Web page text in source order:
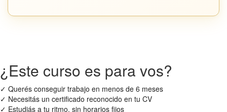
¿Este curso es para vos?
✓ Querés conseguir trabajo en menos de 6 meses
✓ Necesitás un certificado reconocido en tu CV
✓ Estudiás a tu ritmo, sin horarios fijos